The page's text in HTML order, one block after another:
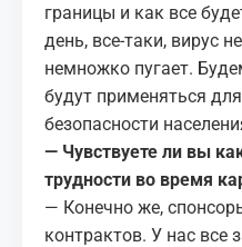
границы и как все
день, все-таки, вирус
немножко пугает.
будут применяться
безопасности
— Чувствуете ли вы
трудности во время
— Конечно же,
контрактов. У нас все